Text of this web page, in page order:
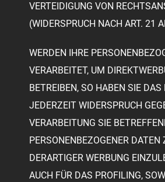
VERTEIDIGUNG VON
(WIDERSPRUCH NACH ART. 21
WERDEN IHRE
VERARBEITET, UM
BETREIBEN, SO HABEN SIE DAS
JEDERZEIT WIDERSPRUCH
VERARBEITUNG SIE
PERSONENBEZOGENER DATEN
DERARTIGER WERBUNG
AUCH FÜR DAS PROFILING,